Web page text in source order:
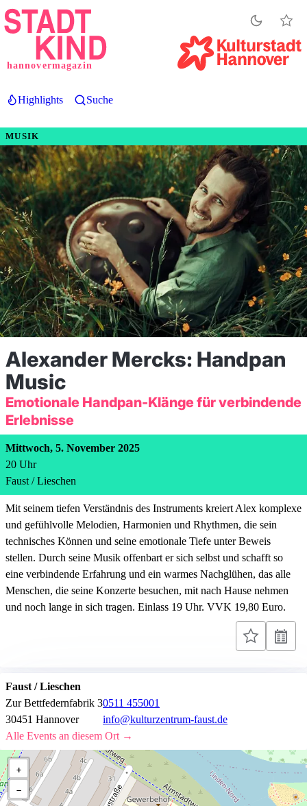
Direkt
zum
hannovermagazin
Highlights Suche
MUSIK
Alexander Mercks: Handpan
Music
Emotionale Handpan-Klänge für verbindende
Erlebnisse
Mittwoch, 5. November 2025
20 Uhr
Faust / Lieschen
Mit seinem tiefen Verständnis des Instruments kreiert Alex komplexe
und gefühlvolle Melodien, Harmonien und Rhythmen, die sein
technisches Können und seine emotionale Tiefe unter Beweis
stellen. Durch seine Musik offenbart er sich selbst und schafft so
eine verbindende Erfahrung und ein warmes Nachglühen, das alle
Menschen, die seine Konzerte besuchen, mit nach Hause nehmen
und noch lange in sich tragen. Einlass 19 Uhr. VVK 19,80 Euro.
Faust / Lieschen
Zur Bettfedernfabrik 3
30451 Hannover
0511 455001
info@kulturzentrum-faust.de
Alle Events an diesem Ort →
+
−